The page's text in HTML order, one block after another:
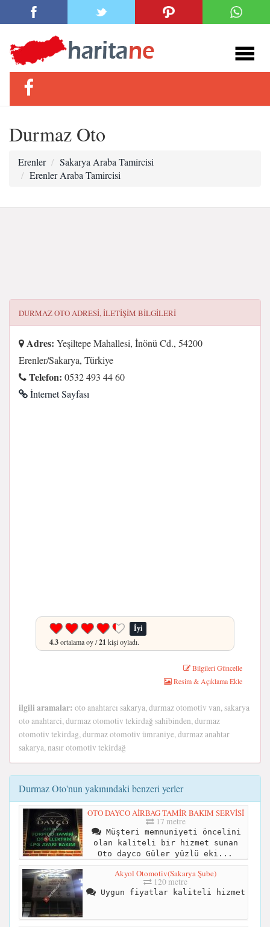
Durmaz Oto
Erenler
Sakarya Araba Tamircisi
Erenler Araba Tamircisi
DURMAZ OTOADRESI, ILETIŞIM BILGILERI
Adres: Yeşiltepe Mahallesi, İnönü Cd., 54200
Erenler/Sakarya, Türkiye
Telefon: 0532 493 44 60
İnternet Sayfası
İyi
4.3ortalama oy /21 kişi oyladı.
Bilgileri Güncelle
Resim & Açıklama Ekle
ilgili aramalar: oto anahtarcı sakarya, durmaz otomotiv van, sakarya
oto anahtarci, durmaz otomotiv tekirdağ sahibinden, durmaz
otomotiv tekirdag, durmaz otomotiv ümraniye, durmaz anahtar
sakarya, nasır otomotiv tekirdağ
Durmaz Oto'nun yakınındaki benzeri yerler
OTO DAYCO AİRBAG TAMİR BAKIM SERVİSİ
17 metre
Müşteri memnuniyeti öncelini
olan kaliteli bir hizmet sunan
Oto dayco Güler yüzlü eki...
Akyol Otomotiv(Sakarya Şube)
120 metre
Uygun fiyatlar kaliteli hizmet